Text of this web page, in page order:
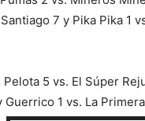
7 y Pika Pika 1
5 vs. El Súper
1 vs. La